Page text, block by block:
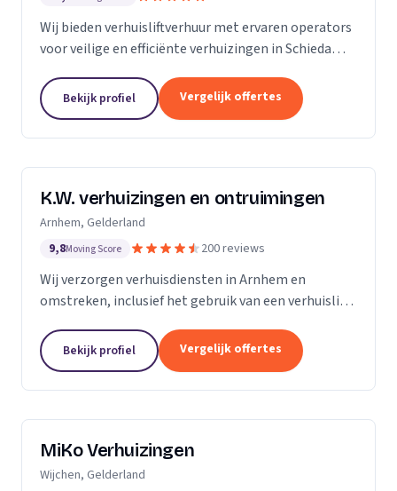
Wij bieden verhuisliftverhuur met ervaren operators
voor veilige en efficiënte verhuizingen in Schiedam
Bekijk profiel Vergelijk offertes
K.W. verhuizingen en ontruimingen
Arnhem, Gelderland
9,8Moving Score 200 reviews
Wij verzorgen verhuisdiensten in Arnhem en
omstreken, inclusief het gebruik van een verhuislift
Bekijk profiel Vergelijk offertes
MiKo Verhuizingen
Wijchen, Gelderland